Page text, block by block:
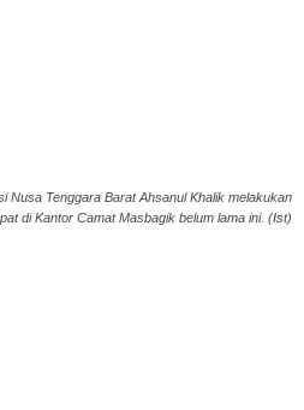
Nusa Tenggara Barat Ahsanul Khalik melakukan
di Kantor Camat Masbagik belum lama ini. (Ist)